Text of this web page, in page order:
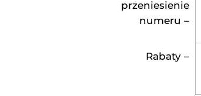
przeniesienie
numeru –
Rabaty –